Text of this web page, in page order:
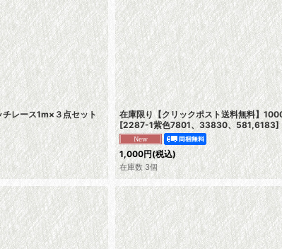
レース1m×３点セット
在庫限り【クリックポスト送料無料】
[2287-1紫色7801、33830、581,6183]
1,000円(税込)
在庫数 3個